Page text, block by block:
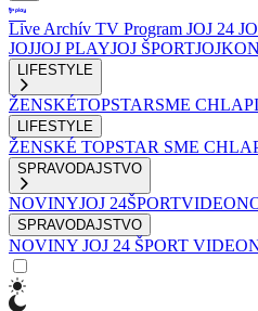
Live Archív TV Program JOJ 24
JOJJOJ PLAYJOJ ŠPORTJOJKO
LIFESTYLE
ŽENSKÉTOPSTARSME CHLAPI
LIFESTYLE
ŽENSKÉ TOPSTAR SME
SPRAVODAJSTVO
NOVINYJOJ 24ŠPORT
SPRAVODAJSTVO
NOVINY JOJ 24 ŠPORT